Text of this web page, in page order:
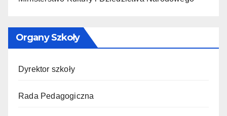
Organy Szkoły
Dyrektor szkoły
Rada Pedagogiczna